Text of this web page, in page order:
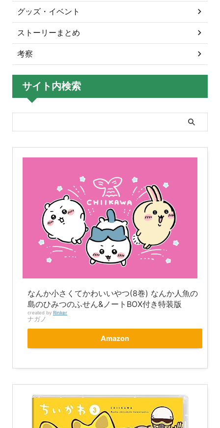
グッズ・イベント
ストーリーまとめ
考察
サイト内検索
なんか小さくてかわいいやつ(8巻) なんか人魚の
島のひみつのふせん&ノートBOX付き特装版
created by Rinker
ナガノ
Amazon